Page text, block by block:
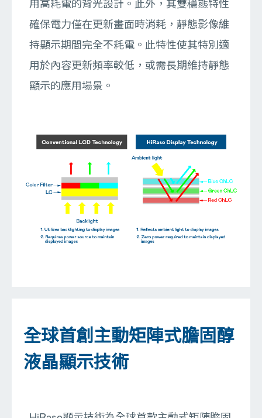
用高耗電的背光設計。此外，其雙穩態特性
確保電力僅在更新畫面時消耗，靜態影像維
持顯示期間完全不耗電。此特性使其特別適
用於內容更新頻率較低，或需長期維持靜態
顯示的應用場景。
全球首創主動矩陣式膽固醇
液晶顯示技術